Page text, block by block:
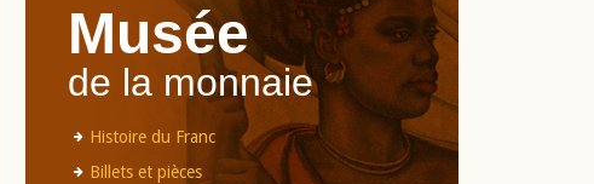
Musée
de la monnaie
Histoire du Franc
Billets et pièces